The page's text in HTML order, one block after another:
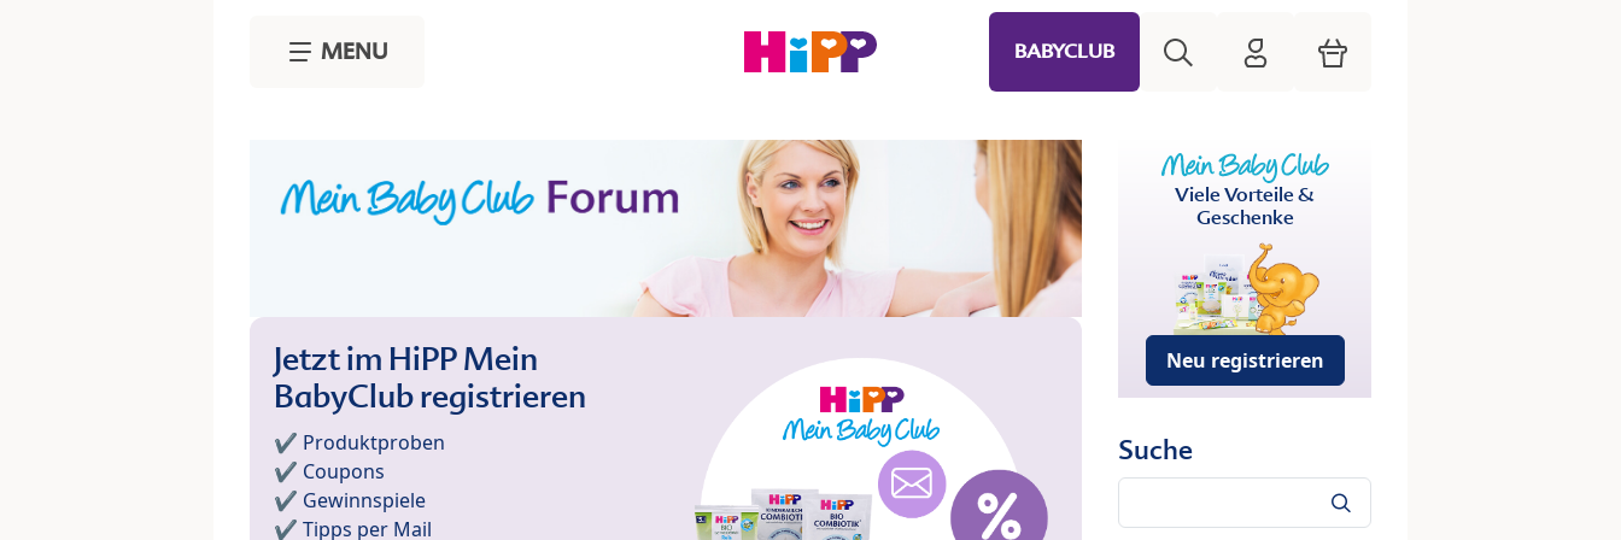
MENU BABYCLUB HiPP Mein Babyclub
Warenkorb
Jetzt im HiPP Mein
BabyClub registrieren
✔️ Produktproben
✔️ Coupons
✔️ Gewinnspiele
✔️ Tipps per Mail
Viele Vorteile &
Geschenke
Neu registrieren
Suche